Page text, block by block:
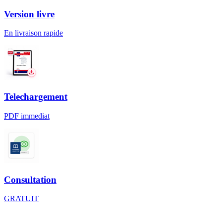
Version livre
En livraison rapide
Telechargement
PDF immediat
Consultation
GRATUIT